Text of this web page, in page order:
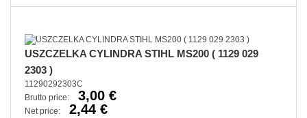
USZCZELKA CYLINDRA STIHL MS200 ( 1129 029
2303 )
11290292303C
Brutto price:
3,00 €
Net price: 2,44 €